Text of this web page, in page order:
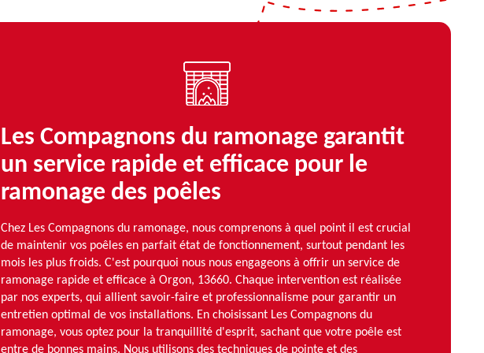
Les Compagnons du ramonage garantit
un service rapide et efficace pour le
ramonage des poêles
Chez Les Compagnons du ramonage, nous comprenons à quel point il est crucial
de maintenir vos poêles en parfait état de fonctionnement, surtout pendant les
mois les plus froids. C'est pourquoi nous nous engageons à offrir un service de
ramonage rapide et efficace à Orgon, 13660. Chaque intervention est réalisée
par nos experts, qui allient savoir-faire et professionnalisme pour garantir un
entretien optimal de vos installations. En choisissant Les Compagnons du
ramonage, vous optez pour la tranquillité d'esprit, sachant que votre poêle est
entre de bonnes mains. Nous utilisons des techniques de pointe et des